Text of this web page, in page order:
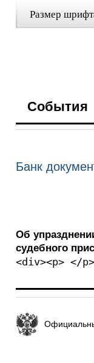
Размер
События
Банк
Об
судебного
<div><p> </